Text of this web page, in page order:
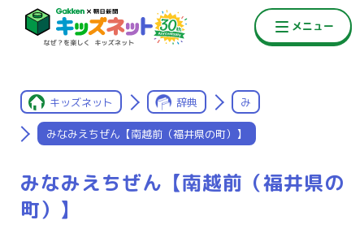
キッズネット 辞典 み
みなみえちぜん【南越前（福井県の町）】
みなみえちぜん【南越前（福井県の
町）】